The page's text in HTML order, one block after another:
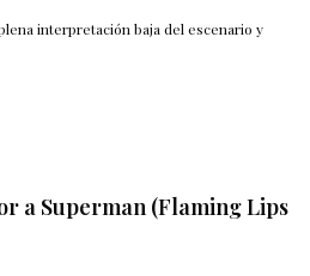
interpretación baja del escenario y
a Superman (Flaming Lips